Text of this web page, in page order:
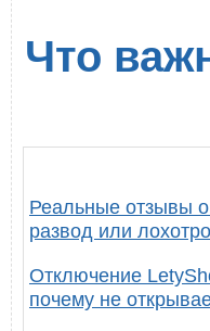
Что
Реальные отзывы
развод или
Отключение
почему не